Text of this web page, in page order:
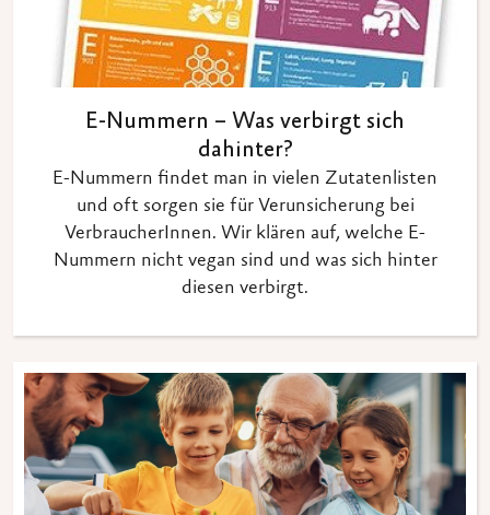
E-Nummern – Was verbirgt sich
dahinter?
E-Nummern findet man in vielen Zutatenlisten
und oft sorgen sie für Verunsicherung bei
VerbraucherInnen. Wir klären auf, welche E-
Nummern nicht vegan sind und was sich hinter
diesen verbirgt.